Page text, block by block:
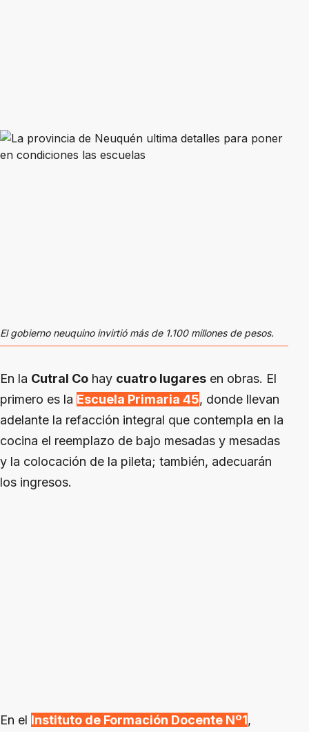
El gobierno neuquino invirtió más de 1.100 millones de pesos.
En la Cutral Co hay cuatro lugares en obras. El
primero es la Escuela Primaria 45, donde llevan
adelante la refacción integral que contempla en la
cocina el reemplazo de bajo mesadas y mesadas
y la colocación de la pileta; también, adecuarán
los ingresos.
En el Instituto de Formación Docente Nº1,